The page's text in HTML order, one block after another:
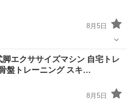
8月5日
の他
エクササイズマシン 自宅トレ
盤トレーニング スキ…
8月5日